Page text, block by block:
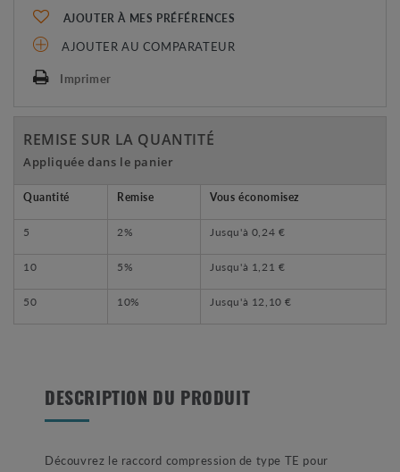
AJOUTER À MES PRÉFÉRENCES
AJOUTER AU COMPARATEUR
Imprimer
REMISE SUR LA QUANTITÉ
Appliquée dans le panier
Quantité Remise Vous économisez
5 2% Jusqu'à 0,24 €
10 5% Jusqu'à 1,21 €
50 10% Jusqu'à 12,10 €
DESCRIPTION DU PRODUIT
Découvrez le raccord compression de type TE pour